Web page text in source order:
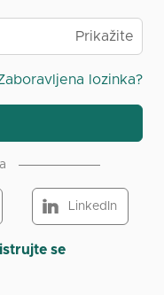
Prikažite
lozinka?
LinkedIn
se